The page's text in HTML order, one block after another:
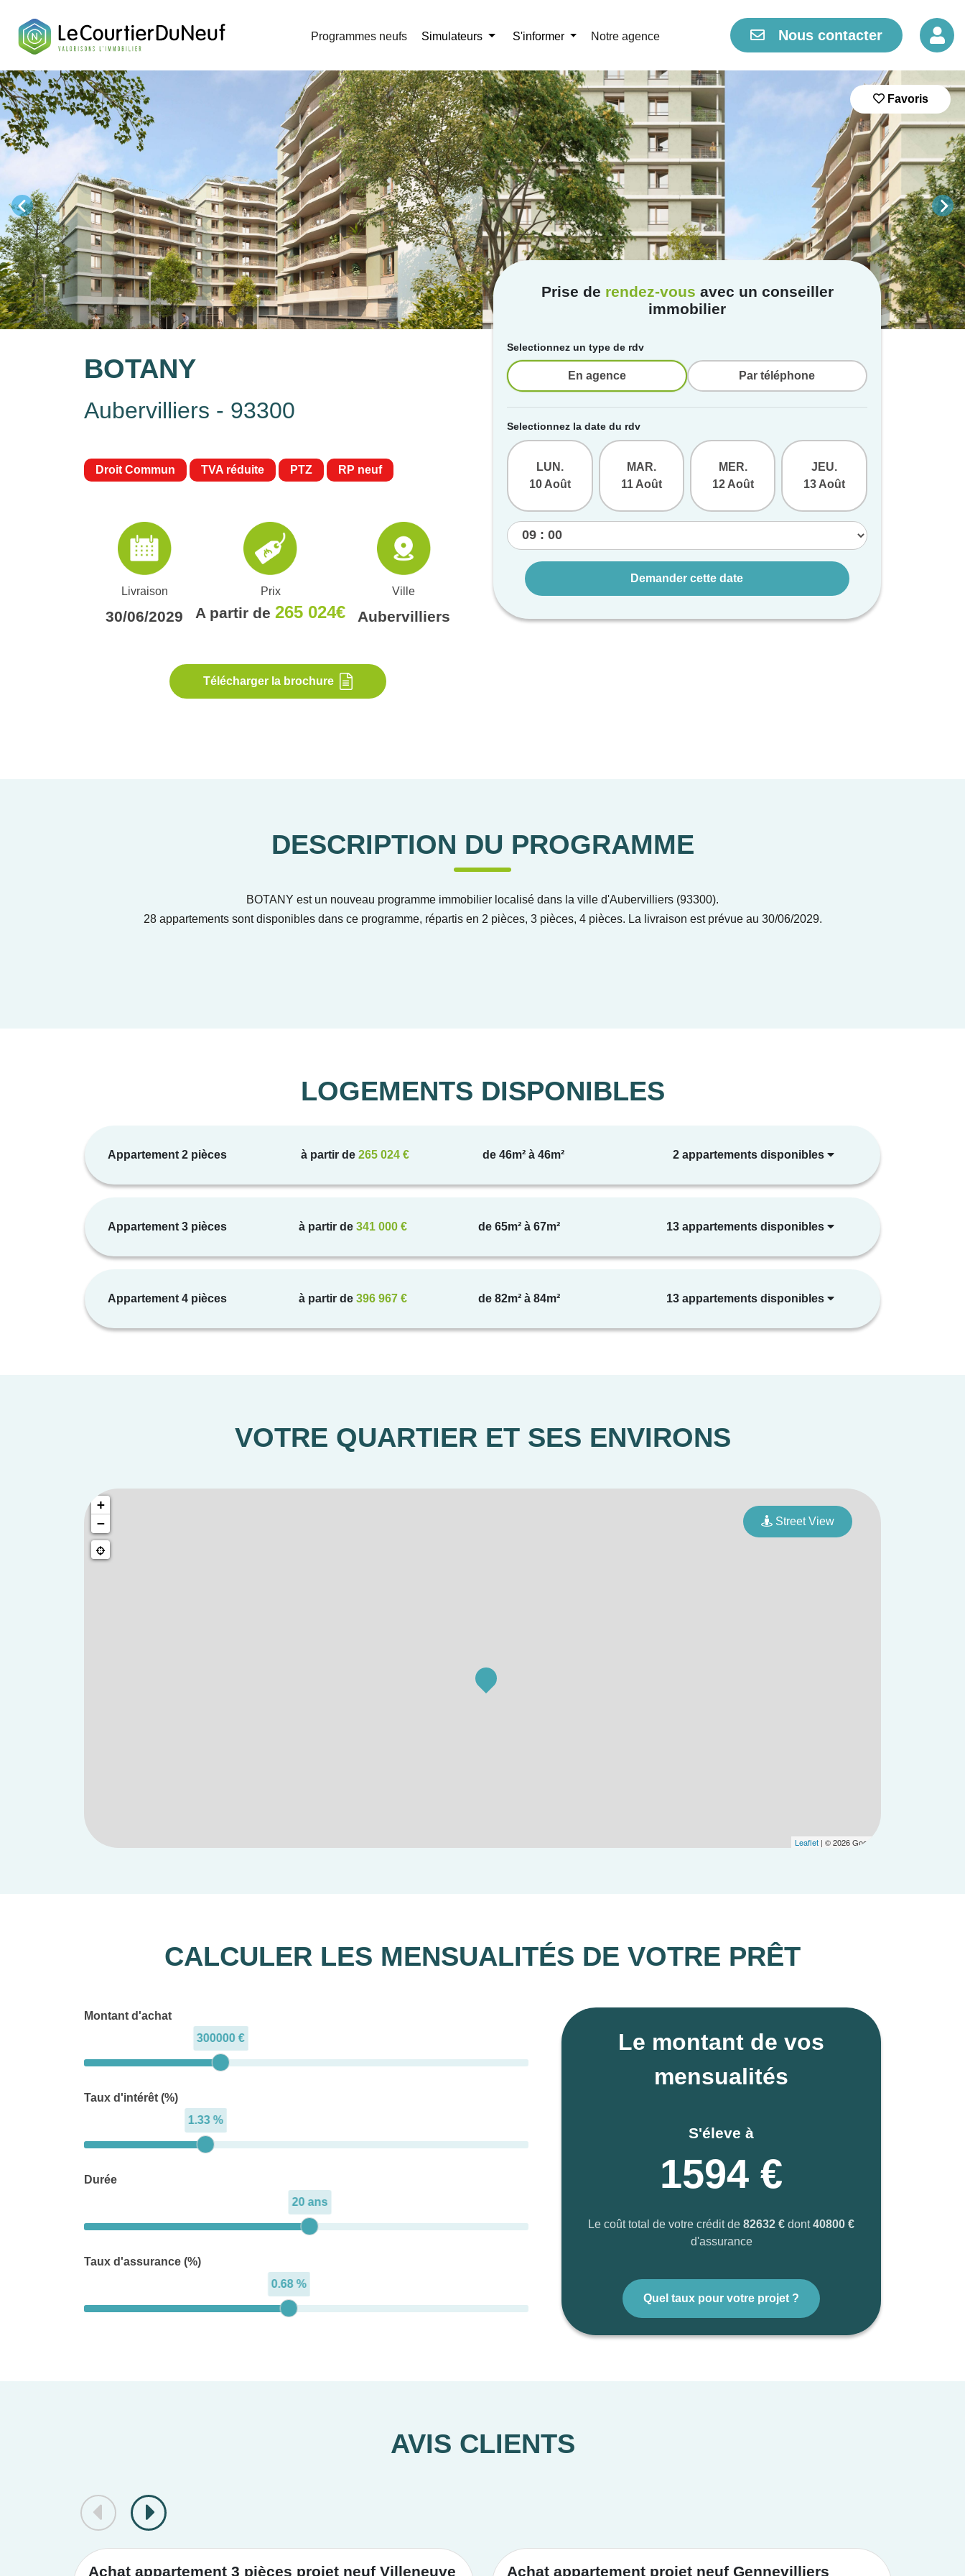
Programmes neufs Simulateurs S'informer Notre agence Nous contacter
Télécharger la brochure 01 41 32 58 67
Favoris
BOTANY
Aubervilliers - 93300
Droit Commun TVA réduite PTZ RP neuf
Livraison
30/06/2029
Prix
A partir de 265 024€
Ville
Aubervilliers
Télécharger la brochure
Prise de rendez-vous avec un conseiller
immobilier
Selectionnez un type de rdv
En agence Par téléphone
Selectionnez la date du rdv
LUN.
10 Août
MAR.
11 Août
MER.
12 Août
JEU.
13 Août
Demander cette date
DESCRIPTION DU PROGRAMME
BOTANY est un nouveau programme immobilier localisé dans la ville d'Aubervilliers (93300).
28 appartements sont disponibles dans ce programme, répartis en 2 pièces, 3 pièces, 4 pièces. La livraison est prévue au 30/06/2029.
LOGEMENTS DISPONIBLES
Appartement 2 pièces à partir de 265 024 € de 46m² à 46m² 2 appartements disponibles
Appartement 3 pièces à partir de 341 000 € de 65m² à 67m² 13 appartements disponibles
Appartement 4 pièces à partir de 396 967 € de 82m² à 84m² 13 appartements disponibles
VOTRE QUARTIER ET SES ENVIRONS
+
−
Leaflet | © 2026 Google
Street View
CALCULER LES MENSUALITÉS DE VOTRE PRÊT
Le montant de vos
mensualités
S'éleve à
1594 €
Le coût total de votre crédit de 82632 € dont40800 €
d'assurance
Quel taux pour votre projet ?
Montant d'achat
300000 €
Taux d'intérêt (%)
1.33 %
Durée
20 ans
Taux d'assurance (%)
0.68 %
AVIS CLIENTS
Achat appartement 3 pièces projet neuf Villeneuve Achat appartement projet neuf Gennevilliers